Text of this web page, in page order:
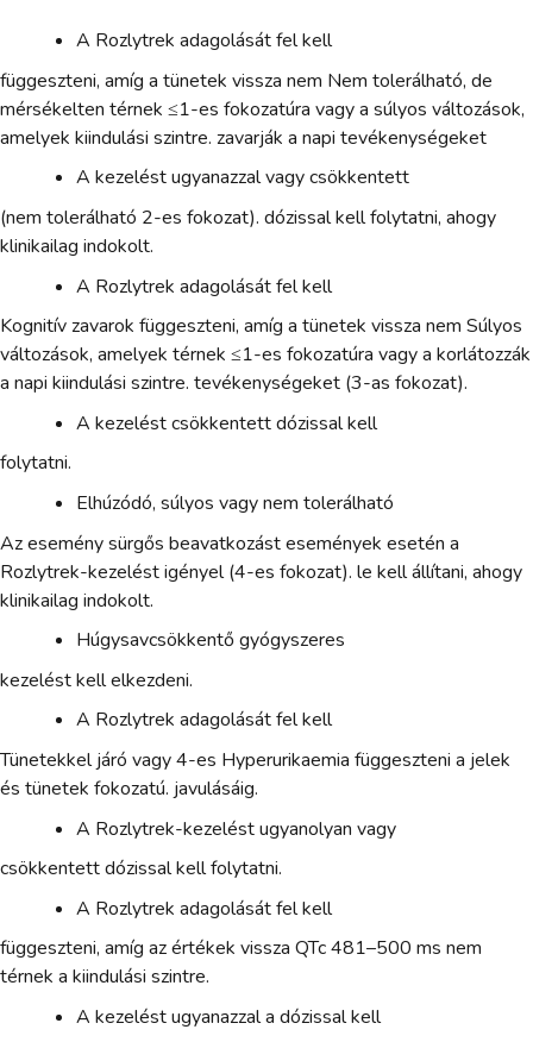
A Rozlytrek adagolását fel kell
függeszteni, amíg a tünetek vissza nem Nem tolerálható, de
mérsékelten térnek ≤1-es fokozatúra vagy a súlyos változások,
amelyek kiindulási szintre. zavarják a napi tevékenységeket
A kezelést ugyanazzal vagy csökkentett
(nem tolerálható 2-es fokozat). dózissal kell folytatni, ahogy
klinikailag indokolt.
A Rozlytrek adagolását fel kell
Kognitív zavarok függeszteni, amíg a tünetek vissza nem Súlyos
változások, amelyek térnek ≤1-es fokozatúra vagy a korlátozzák
a napi kiindulási szintre. tevékenységeket (3-as fokozat).
A kezelést csökkentett dózissal kell
folytatni.
Elhúzódó, súlyos vagy nem tolerálható
Az esemény sürgős beavatkozást események esetén a
Rozlytrek-kezelést igényel (4-es fokozat). le kell állítani, ahogy
klinikailag indokolt.
Húgysavcsökkentő gyógyszeres
kezelést kell elkezdeni.
A Rozlytrek adagolását fel kell
Tünetekkel járó vagy 4-es Hyperurikaemia függeszteni a jelek
és tünetek fokozatú. javulásáig.
A Rozlytrek-kezelést ugyanolyan vagy
csökkentett dózissal kell folytatni.
A Rozlytrek adagolását fel kell
függeszteni, amíg az értékek vissza QTc 481–500 ms nem
térnek a kiindulási szintre.
A kezelést ugyanazzal a dózissal kell